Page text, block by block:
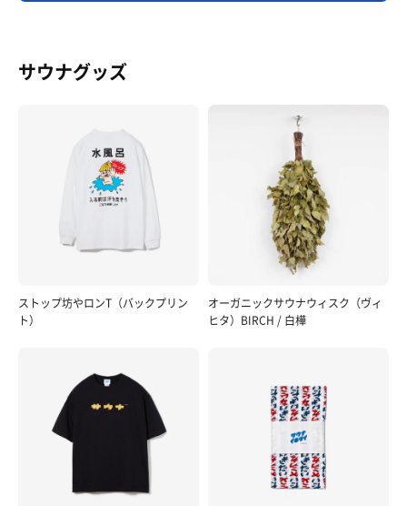
サウナグッズ
ストップ坊やロンT（バックプリン
ト）
オーガニックサウナウィスク（ヴィ
ヒタ）BIRCH / 白樺